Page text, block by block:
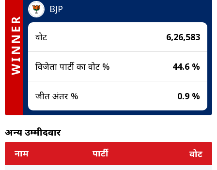
WINNER
BJP
वोट 6,26,583
विजेता पार्टी का वोट % 44.6 %
जीत अंतर % 0.9 %
अन्य उम्मीदवार
नाम पार्टी वोट